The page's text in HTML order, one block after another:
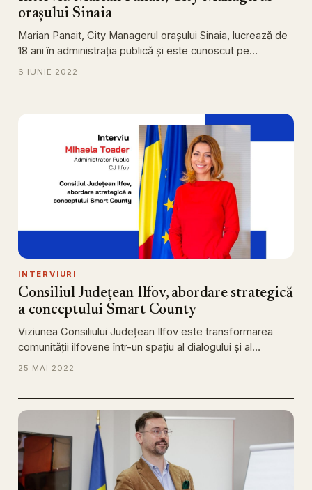
orașului Sinaia
Marian Panait, City Managerul orașului Sinaia, lucrează de
18 ani în administrația publică și este cunoscut pe…
6 IUNIE 2022
INTERVIURI
Consiliul Județean Ilfov, abordare strategică
a conceptului Smart County
Viziunea Consiliului Județean Ilfov este transformarea
comunității ilfovene într-un spațiu al dialogului și al…
25 MAI 2022